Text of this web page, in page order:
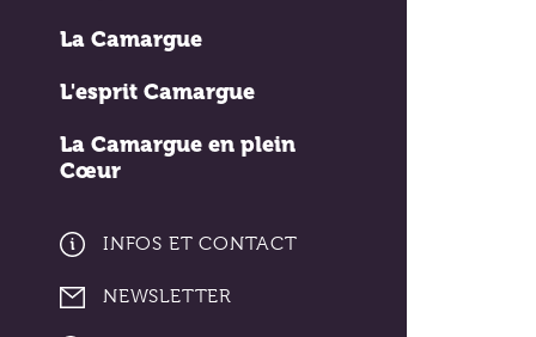
La Camargue
L'esprit Camargue
La Camargue en plein
Cœur
INFOS ET CONTACT
NEWSLETTER